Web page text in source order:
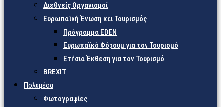
Διεθνείς Οργανισμοί
Ευρωπαϊκή Ένωση και Τουρισμός
Πρόγραμμα EDEN
Ευρωπαϊκό Φόρουμ για τον Τουρισμό
Ετήσια Έκθεση για τον Τουρισμό
BREXIT
Πολυμέσα
Φωτογραφίες